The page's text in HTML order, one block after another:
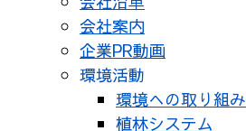
会社案内
企業PR動画
環境活動
環境への取り組み
植林システム